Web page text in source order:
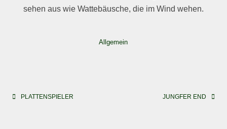
sehen aus wie Wattebäusche, die im Wind wehen.
Allgemein
Beitragsnavigation
PLATTENSPIELER JUNGFER END